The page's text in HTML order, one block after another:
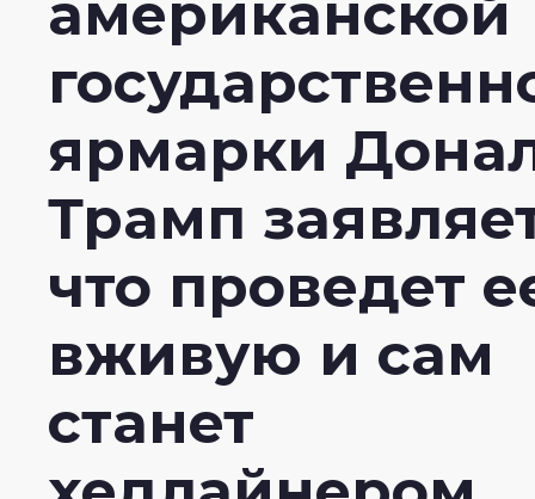
американской
ярмарки
Трамп
что проведет
вживую и сам
станет